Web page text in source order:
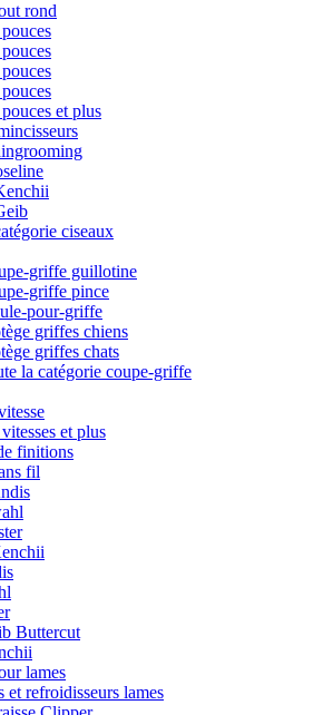
rond
et plus
ciseaux
griffe guillotine
griffe pince
pour-griffe
griffes chiens
griffes chats
la catégorie coupe-griffe
et plus
finitions
fil
Buttercut
lames
et refroidisseurs lames